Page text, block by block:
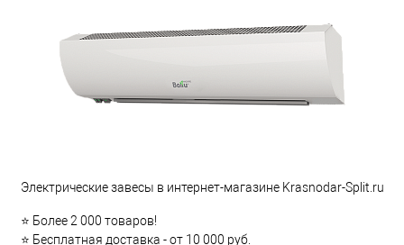
Электрические завесы в интернет-магазине Krasnodar-Split.ru
⭐ Более 2 000 товаров!
⭐ Бесплатная доставка - от 10 000 руб.